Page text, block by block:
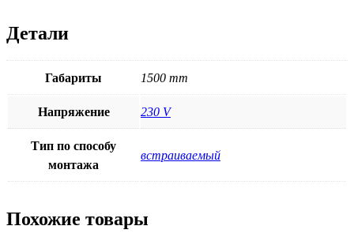
Детали
Габариты 1500 mm
Напряжение 230 V
Тип по способу
монтажа
встраиваемый
Похожие товары